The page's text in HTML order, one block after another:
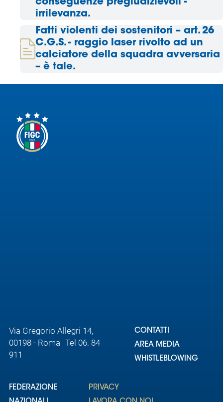
conseguenze pregiudizievoli -
irrilevanza.
Fatti violenti dei sostenitori – art. 26
C.G.S. - raggio laser rivolto ad un
calciatore della squadra avversaria
– è tale.
Via Gregorio Allegri 14,
00198 - Roma Tel 06. 84
911
CONTATTI
AREA MEDIA
WHISTLEBLOWING
FEDERAZIONE
PRIVACY